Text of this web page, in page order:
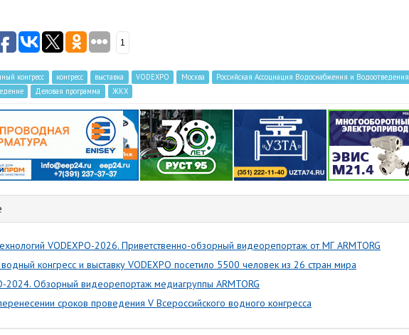
1
конгресс конгресс выставка VODEXPO Москва Российская Ассоциация Водоснабжения и Водоотведения
Деловая программа ЖКХ
VODEXPO-2026. Приветственно-обзорный видеорепортаж от МГ ARMTORG
конгресс и выставку VODEXPO посетило 5500 человек из 26 стран мира
2024. Обзорный видеорепортаж медиагруппы ARMTORG
сроков проведения V Всероссийского водного конгресса